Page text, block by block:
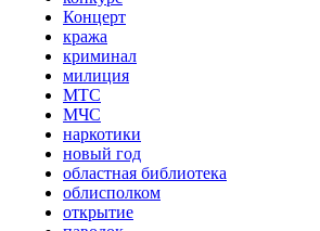
Концерт
кража
криминал
милиция
МТС
МЧС
наркотики
новый год
областная библиотека
облисполком
открытие